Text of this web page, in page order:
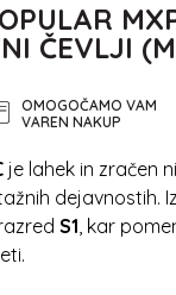
ČEVLJI
OMOGOČAMO VAM
VAREN NAKUP
je lahek in zračen
dejavnostih.
S1, kar